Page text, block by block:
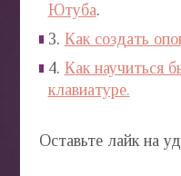
Ютуба.
3. Как создать
4. Как научиться
клавиатуре.
Оставьте лайк на